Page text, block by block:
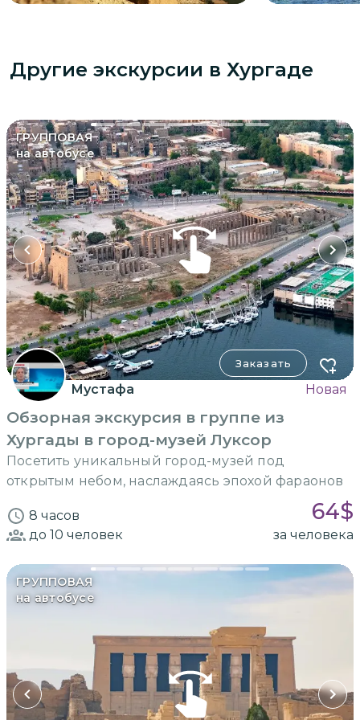
Другие экскурсии в Хургаде
ГРУППОВАЯ
на автобусе
Заказать
Мустафа Новая
Обзорная экскурсия в группе из
Хургады в город-музей Луксор
Посетить уникальный город-музей под
открытым небом, наслаждаясь эпохой фараонов
8 часов 64$
до 10 человек за человека
ГРУППОВАЯ
на автобусе